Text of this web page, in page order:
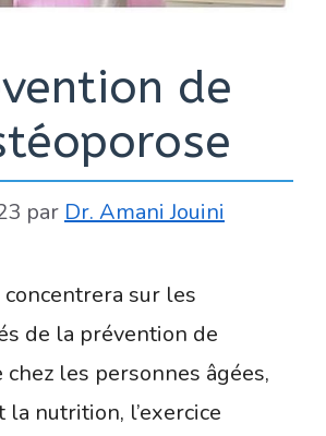
de
par Dr. Amani Jouini
sur les
de la prévention de
chez les personnes âgées,
la nutrition, l’exercice